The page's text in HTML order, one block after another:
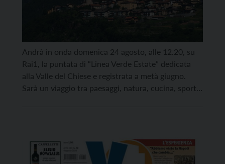
Andrà in onda domenica 24 agosto, alle 12.20, su
Rai1, la puntata di “Linea Verde Estate” dedicata
alla Valle del Chiese e registrata a metà giugno.
Sarà un viaggio tra paesaggi, natura, cucina, sport e